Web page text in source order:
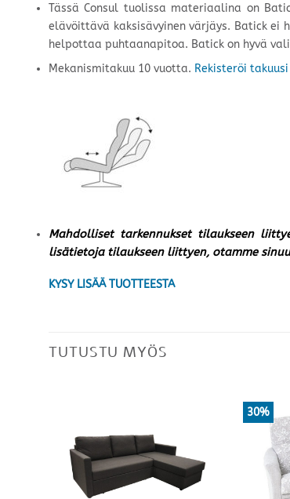
Tässä Consul tuolissa materiaalina on
elävöittävä kaksisävyinen värjäys. Batick
helpottaa puhtaanapitoa. Batick on hyvä
Mekanismitakuu 10 vuotta. Rekisteröi
Mahdolliset tarkennukset tilaukseen
lisätietoja tilaukseen liittyen, otamme
KYSY LISÄÄ TUOTTEESTA
TUTUSTU MYÖS
30%